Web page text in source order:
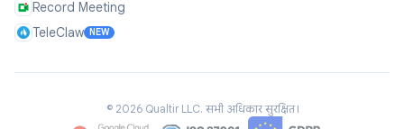
Record Meeting
TeleClaw
NEW
© 2026Qualtir LLC.सभी अधिकार सुरक्षित।